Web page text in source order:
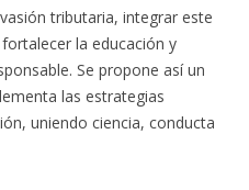
tributaria, integrar este
la educación y
Se propone así un
las estrategias
uniendo ciencia, conducta